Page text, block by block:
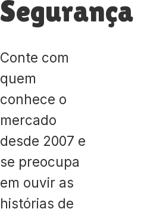
Segurança
Conte com
quem
conhece o
mercado
desde 2007 e
se preocupa
em ouvir as
histórias de